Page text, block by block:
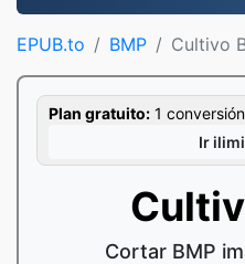
EPUB.to BMP Cultivo
Plan gratuito: 1
Ir
Cortar BMP